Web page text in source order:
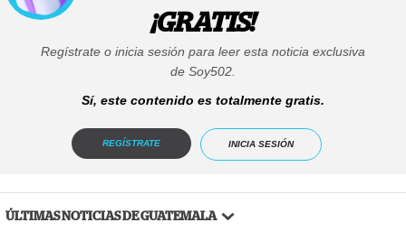
¡GRATIS!
Regístrate o inicia sesión para leer esta noticia exclusiva
de Soy502.
Sí, este contenido es totalmente gratis.
REGÍSTRATE INICIA SESIÓN
ÚLTIMAS NOTICIAS DE GUATEMALA